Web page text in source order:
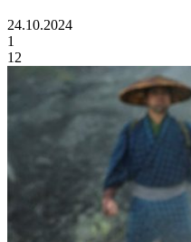
24.10.2024
1
12